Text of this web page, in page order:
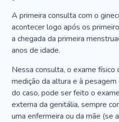
A primeira consulta com o
acontecer logo após os
a chegada da primeira
anos de idade.
Nessa consulta, o exame físico
medição da altura e à
do caso, pode ser feito o
externa da genitália, sempre
uma enfermeira ou da mãe (se